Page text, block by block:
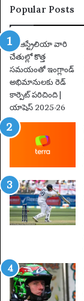
2
:
పూ
ర్తి
ప్ర
యా
ణం
,
న
గ
వే
ది
క
లు
యు
ము
ఖ్య
సం
Popular Posts